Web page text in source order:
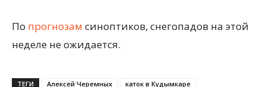
По прогнозам синоптиков, снегопадов на этой
неделе не ожидается.
ТЕГИ Алексей Черемных
каток в Кудымкаре